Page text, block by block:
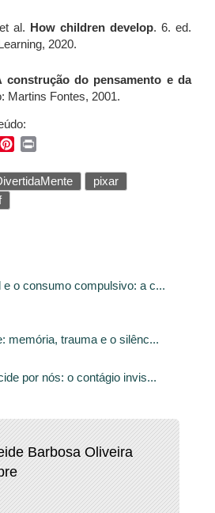
al. How children develop. 6. ed.
2020.
construção do pensamento e da
Martins Fontes, 2001.
Pinterest
pixar
e o consumo compulsivo: a c...
memória, trauma e o silênc...
por nós: o contágio invis...
Barbosa Oliveira